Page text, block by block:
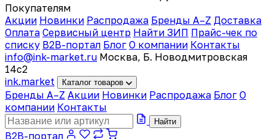
Покупателям
Акции Новинки Распродажа Бренды A–Z Доставка
Оплата Сервисный центр Найти ЗИП Прайс-чек по
списку B2B-портал Блог О компании Контакты
info@ink-market.ru Москва, Б. Новодмитровская
14с2
ink.market Каталог товаров
Бренды A–Z Акции Новинки Распродажа Блог О
компании Контакты
Найти
B2B-портал